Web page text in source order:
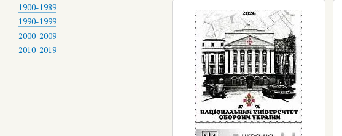
1900-1989
1990-1999
2000-2009
2010-2019